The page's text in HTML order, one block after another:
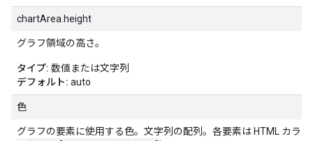
chartArea.height
グラフ領域の高さ。
タイプ: 数値または文字列
デフォルト: auto
色
グラフの要素に使用する色。文字列の配列。各要素は HTML カラ